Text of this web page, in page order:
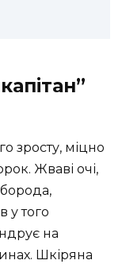
зросту, міцно
Жваві очі,
у того
на
Шкіряна